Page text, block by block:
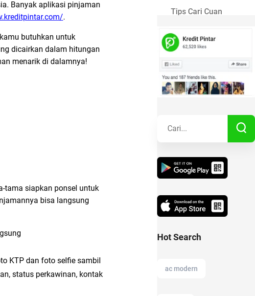
Banyak aplikasi pinjaman
.
butuhkan untuk
dicairkan dalam hitungan
menarik di dalamnya!
tama siapkan ponsel untuk
bisa langsung
KTP dan foto selfie sambil
status perkawinan, kontak
Tips Cari Cuan
Gaya Hidup
Kisah Sukses
Hot Search
ac modern